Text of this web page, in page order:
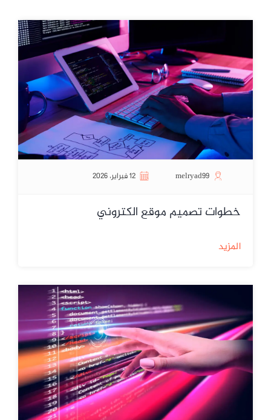
melryad99 12 فبراير، 2026
خطوات تصميم موقع الكتروني
المزيد